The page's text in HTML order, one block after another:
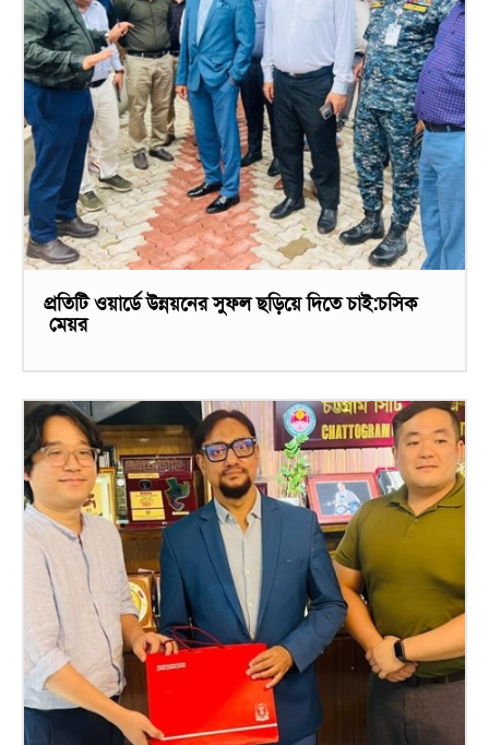
প্রতিটি ওয়ার্ডে উন্নয়নের সুফল ছড়িয়ে দিতে চাই:চসিক
মেয়র